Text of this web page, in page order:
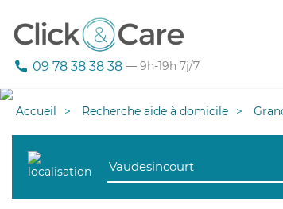
09 78 38 38 38 — 9h-19h 7j/7
Accueil Recherche aide à domicile